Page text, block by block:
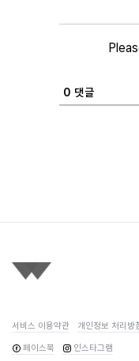
0 댓글
서비스 이용약관 개인정보 처리방
페이스북 인스타그램